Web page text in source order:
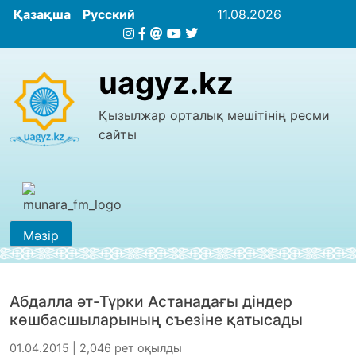
Қазақша Русский 11.08.2026
uagyz.kz
Қызылжар орталық мешітінің ресми
сайты
Мәзір
Абдалла әт-Түрки Астанадағы діндер
көшбасшыларының съезіне қатысады
01.04.2015 | 2,046 рет оқылды